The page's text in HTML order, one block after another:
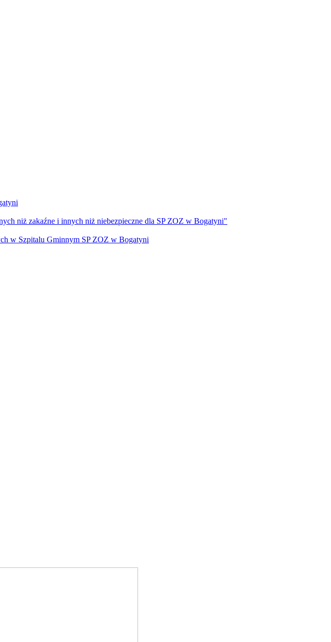
niż zakaźne i innych niż niebezpieczne dla SP ZOZ w Bogatyni"
w Szpitalu Gminnym SP ZOZ w Bogatyni